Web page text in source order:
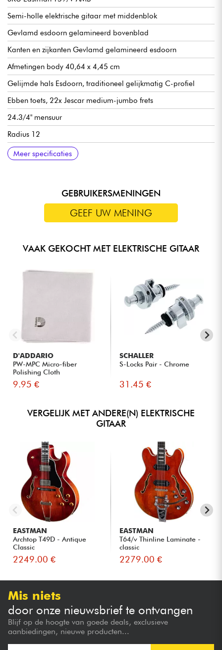
Semi-holle elektrische gitaar met middenblok
Gevlamd esdoorn gelamineerd bovenblad
Kanten en zijkanten Gevlamd gelamineerd esdoorn
Afmetingen body 40,64 x 4,45 cm
Gelijmde hals Esdoorn, traditioneel gelijkmatig C-profiel
Ebben toets, 22x Jescar medium-jumbo frets
24.3/4" mensuur
Radius 12
Halsbreedte 1e fret 1,72"- 4,37 cm (kam)
Seymour Duncan Antiquity Humbucker dubbelgewikkelde
pickups
Gotoh Relic Series GE103B-T brug
Gotoh Relic Series GE101A staartstuk
Gotoh Relic Series SD90 stemmechanieken
Audio Taper 500k potmeters
Switchcraft jack plug
Hoogglans nitrocellulose afwerking body en hals
Verkocht met Eastman koffer
Meer specificaties
GEBRUIKERSMENINGEN
GEEF UW MENING
VAAK GEKOCHT MET ELEKTRISCHE GITAAR
D'ADDARIO
PW-MPC Micro-fiber
Polishing Cloth
9.95 €
SCHALLER
S-Locks Pair - Chrome
31.45 €
VERGELIJK MET ANDERE(N) ELEKTRISCHE
GITAAR
EASTMAN
Archtop T49D - Antique
Classic
2249.00 €
EASTMAN
T64/v Thinline Laminate -
classic
2279.00 €
Mis niets
door onze nieuwsbrief te ontvangen
Blijf op de hoogte van goede deals, exclusieve
aanbiedingen, nieuwe producten...